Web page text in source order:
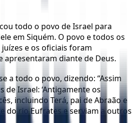
todo o povo de Israel para
em Siquém. O povo e todos os
e os oficiais foram
apresentaram diante de Deus.
a todo o povo, dizendo: “Assim
de Israel: ‘Antigamente os
incluindo Terá, pai de Abraão e
do rio Eufrates e serviam a outros